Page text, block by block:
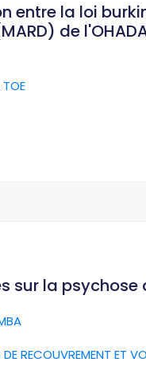
entre la loi
de
sur la psychose
RECOUVREMENT ET